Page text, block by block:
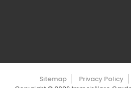
Sitemap Privacy Policy